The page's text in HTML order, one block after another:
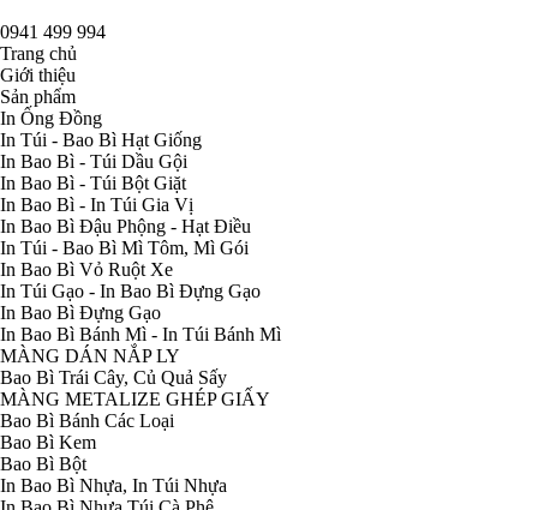
0941 499 994
Trang chủ
Giới thiệu
Sản phẩm
In Ống Đồng
In Túi - Bao Bì Hạt Giống
In Bao Bì - Túi Dầu Gội
In Bao Bì - Túi Bột Giặt
In Bao Bì - In Túi Gia Vị
In Bao Bì Đậu Phộng - Hạt Điều
In Túi - Bao Bì Mì Tôm, Mì Gói
In Bao Bì Vỏ Ruột Xe
In Túi Gạo - In Bao Bì Đựng Gạo
In Bao Bì Đựng Gạo
In Bao Bì Bánh Mì - In Túi Bánh Mì
MÀNG DÁN NẮP LY
Bao Bì Trái Cây, Củ Quả Sấy
MÀNG METALIZE GHÉP GIẤY
Bao Bì Bánh Các Loại
Bao Bì Kem
Bao Bì Bột
In Bao Bì Nhựa, In Túi Nhựa